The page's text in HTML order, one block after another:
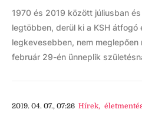
1970 és 2019 között júliusban
legtöbben, derül ki a KSH átfogó
legkevesebben, nem
február 29-én ünneplik
2019. 04. 07., 07:26 Hírek,